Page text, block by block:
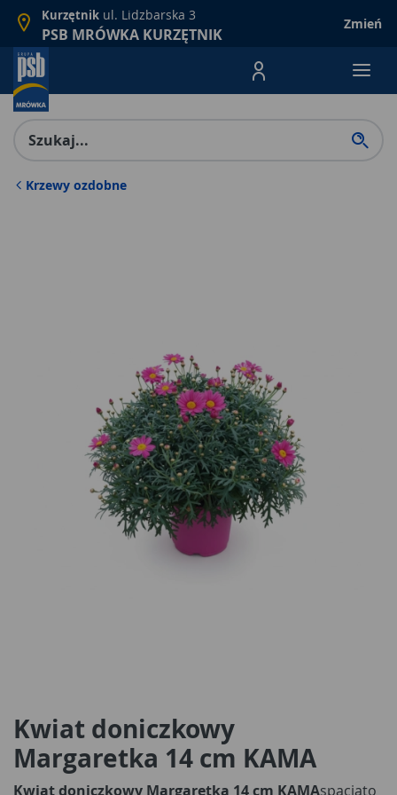
Kurzętnik ul. Lidzbarska 3
PSB MRÓWKA KURZĘTNIK
Zmień
Menu Produktów,
Krzewy ozdobne
Kwiat doniczkowy
Margaretka 14 cm KAMA
Kwiat doniczkowy Margaretka 14 cm KAMAspacjato